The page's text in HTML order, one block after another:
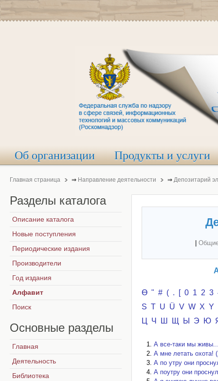
Об организации Продукты и услуги
Главная страница ⇒ Направление деятельности ⇒ Депозитарий
Ө " # ( . [ 0 1 2 3
S T U Ü V W X Y
Ц Ч Ш Щ Ы Э Ю
А все-таки мы
А мне летать охота!
А по утру они
А поутру они
Разделы каталога
Описание каталога
Новые поступления
Периодические издания
Производители
Год издания
Алфавит
Поиск
Основные разделы
Главная
Деятельность
Библиотека